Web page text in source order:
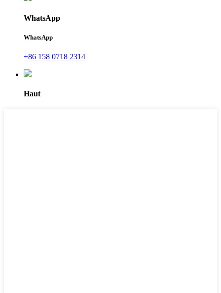
WhatsApp
WhatsApp
+86 158 0718 2314
Haut